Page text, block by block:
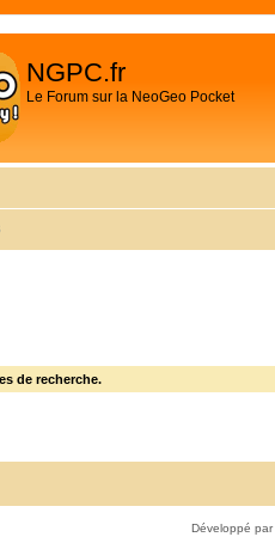
NGPC.fr
Le Forum sur la NeoGeo Pocket
de recherche.
Développé par